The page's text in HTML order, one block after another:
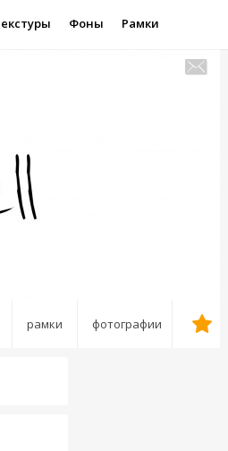
Фоны Рамки
рамки фотографии